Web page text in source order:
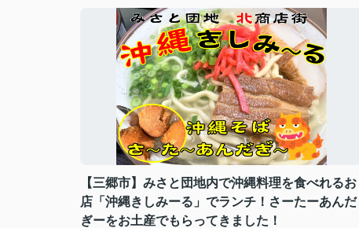
【三郷市】みさと団地内で沖縄料理を食べれるお
店「沖縄きしみーる」でランチ！さーたーあんだ
ぎーをお土産でもらってきました！